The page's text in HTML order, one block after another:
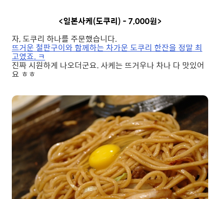
<일본사케(도쿠리) - 7,000원>
자, 도쿠리 하나를 주문했습니다.
뜨거운 철판구이와 함께하는 차가운 도쿠리 한잔을 정말 최
고였죠. ㅋ
진짜 시원하게 나오더군요. 사케는 뜨거우나 차나 다 맛있어
요 ㅎㅎ